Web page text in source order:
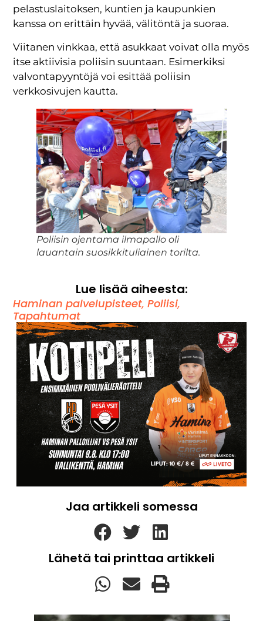
pelastuslaitoksen, kuntien ja kaupunkien
kanssa on erittäin hyvää, välitöntä ja suoraa.
Viitanen vinkkaa, että asukkaat voivat olla myös
itse aktiivisia poliisin suuntaan. Esimerkiksi
valvontapyyntöjä voi esittää poliisin
verkkosivujen kautta.
Poliisin ojentama ilmapallo oli
lauantain suosikkituliainen torilta.
Lue lisää aiheesta:
Haminan palvelupisteet,Poliisi,
Tapahtumat
Jaa artikkeli somessa
Lähetä tai printtaa artikkeli